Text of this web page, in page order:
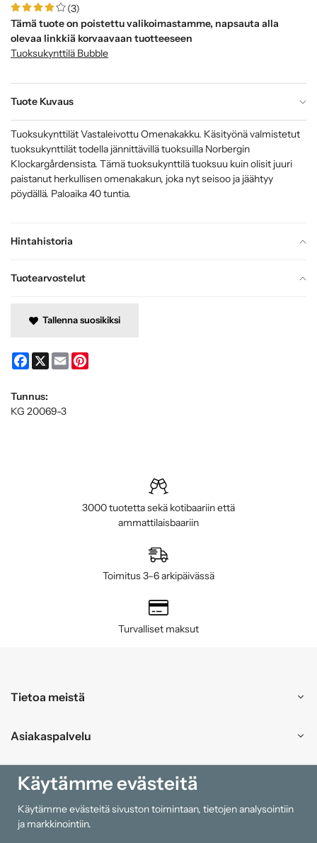
(3)
Tämä tuote on poistettu valikoimastamme, napsauta alla
olevaa linkkiä korvaavaan tuotteeseen
Tuoksukynttilä Bubble
Tuote Kuvaus
Hintahistoria
Tuotearvostelut
Tuoksukynttilät Vastaleivottu Omenakakku. Käsityönä valmistetut
tuoksukynttilät todella jännittävillä tuoksuilla Norbergin
Klockargårdensista. Tämä tuoksukynttilä tuoksuu kuin olisit juuri
paistanut herkullisen omenakakun, joka nyt seisoo ja jäähtyy
pöydällä. Paloaika 40 tuntia.
Tallenna suosikiksi
Facebook
X Email
Tunnus:
KG 20069-3
3000 tuotetta sekä kotibaariin että
ammattilaisbaariin
Toimitus 3–6 arkipäivässä
Turvalliset maksut
Tietoa meistä
Asiakaspalvelu
Ostokset
Tiedot
Käytämme evästeitä
Käytämme evästeitä sivuston toimintaan, tietojen analysointiin
ja markkinointiin.